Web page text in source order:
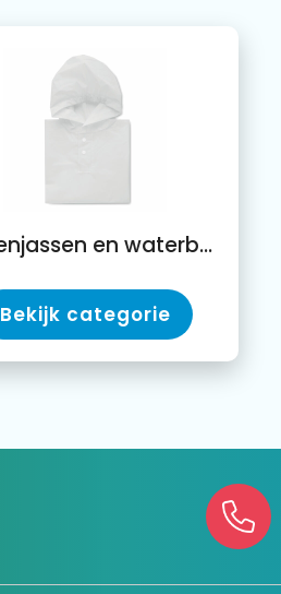
Regenjassen en waterbestendige jassen
Bekijk categorie